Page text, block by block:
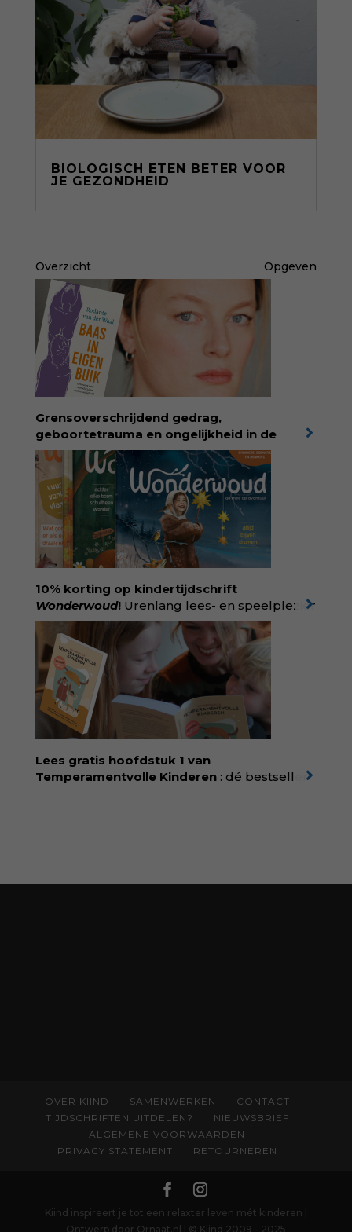
BIOLOGISCH ETEN BETER VOOR
JE GEZONDHEID
Overzicht Opgeven
Grensoverschrijdend gedrag,
geboortetrauma en ongelijkheid in de
geboortezorg:in Baas in eigen buik verbindt
filosoof en vroedvrouw Rodante van der Waal
persoonlijke ervaringen aan structureel
onrecht en introduceert ze reproductieve
rechtvaardigheid als een collectieve, radicale
praktijk van zorg. Voor iedereen die wil
begrijpen wat er speelt rond vruchtbaarheid
en geboorte. Koop het boek via
singeluitgeverijen.nl/nijgh-van-
ditmar/boek/baas-in-eigen-buik
10% korting op kindertijdschrift
Wonderwoud! Urenlang lees- en speelplezier
voor dromers, doeners en denkers.
Wonderwoud is het ambachtelijk gemaakte
antwoord op alle snelle gooimaarweg-
boekjes en hapsnap-filmpjes. Het mooiste
kindertijdschrift van Nederland; met liefde en
kunde voor taal, beeld en tekeningen die
spat van elke pagina. Dat vóel je. Dat voelt je
kind. Abonneer via
wonderwoud.nl/abonneren**
korting met code:
KIIND10
Lees gratis hoofdstuk 1 van
Temperamentvolle Kinderen : dé bestseller
OVER KIIND SAMENWERKEN
CONTACT
TIJDSCHRIFTEN UITDELEN?
NIEUWSBRIEF
ALGEMENE VOORWAARDEN
PRIVACY STATEMENT
RETOURNEREN
Kiind inspireert je tot een relaxter leven mét kinderen |
Ontwerp door Ornaat.nl | © Kiind 2009 - 2025